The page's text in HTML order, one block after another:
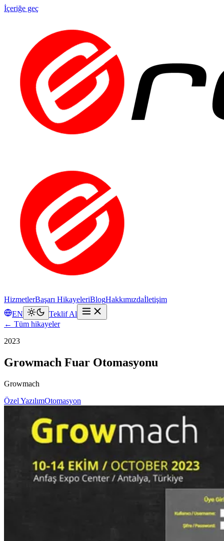
İçeriğe geç
HizmetlerBaşarı HikayeleriBlogHakkımızdaİletişim
EN
Teklif Al
← Tüm hikayeler
2023
Growmach Fuar Otomasyonu
Growmach
Özel YazılımOtomasyon